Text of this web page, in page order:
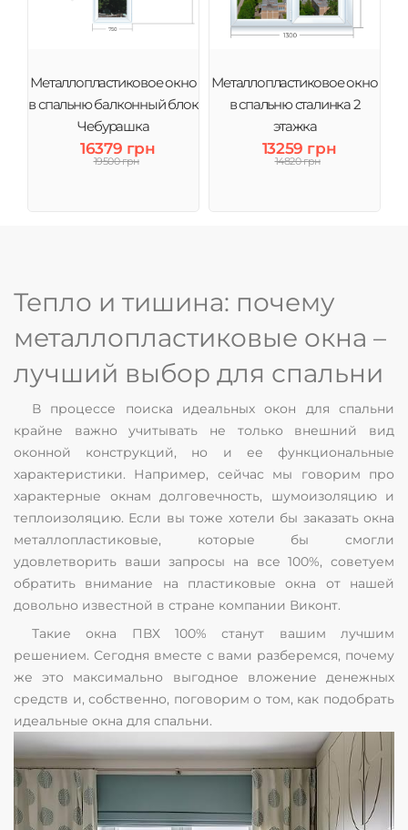
Металлопластиковое окно
в спальню балконный блок
Чебурашка
16379 грн
19500 грн
Металлопластиковое окно
в спальню сталинка 2
этажка
13259 грн
14820 грн
Тепло и тишина: почему
металлопластиковые окна –
лучший выбор для спальни
В процессе поиска идеальных окон для спальни
крайне важно учитывать не только внешний вид
оконной конструкций, но и ее функциональные
характеристики. Например, сейчас мы говорим про
характерные окнам долговечность, шумоизоляцию и
теплоизоляцию. Если вы тоже хотели бы заказать окна
металлопластиковые, которые бы смогли
удовлетворить ваши запросы на все 100%, советуем
обратить внимание на пластиковые окна от нашей
довольно известной в стране компании Виконт.
Такие окна ПВХ 100% станут вашим лучшим
решением. Сегодня вместе с вами разберемся, почему
же это максимально выгодное вложение денежных
средств и, собственно, поговорим о том, как подобрать
идеальные окна для спальни.